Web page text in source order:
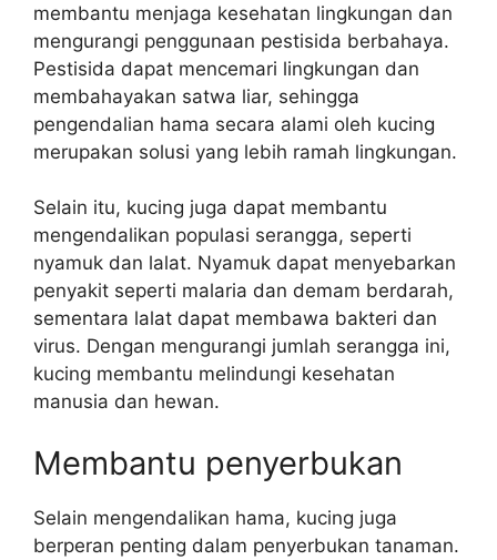
membantu menjaga kesehatan lingkungan dan
mengurangi penggunaan pestisida berbahaya.
Pestisida dapat mencemari lingkungan dan
membahayakan satwa liar, sehingga
pengendalian hama secara alami oleh kucing
merupakan solusi yang lebih ramah lingkungan.
Selain itu, kucing juga dapat membantu
mengendalikan populasi serangga, seperti
nyamuk dan lalat. Nyamuk dapat menyebarkan
penyakit seperti malaria dan demam berdarah,
sementara lalat dapat membawa bakteri dan
virus. Dengan mengurangi jumlah serangga ini,
kucing membantu melindungi kesehatan
manusia dan hewan.
Membantu penyerbukan
Selain mengendalikan hama, kucing juga
berperan penting dalam penyerbukan tanaman.